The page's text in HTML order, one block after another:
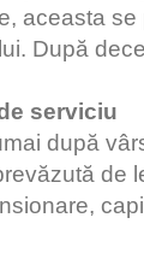
aceasta
După
serviciu
după
de